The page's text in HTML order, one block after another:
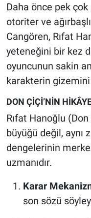
Daha önce pek
otoriter ve
Cangören, Rıfat
yeteneğini bir kez
oyuncunun sakin
karakterin gizemini
DON ÇİÇİ’NİN
Rıfat Hanoğlu
büyüğü değil, aynı
dengelerinin
uzmanıdır.
Karar
son sözü